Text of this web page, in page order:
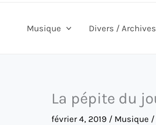
Musique Divers / Archives
La pépite du
février 4, 2019 / Musique /